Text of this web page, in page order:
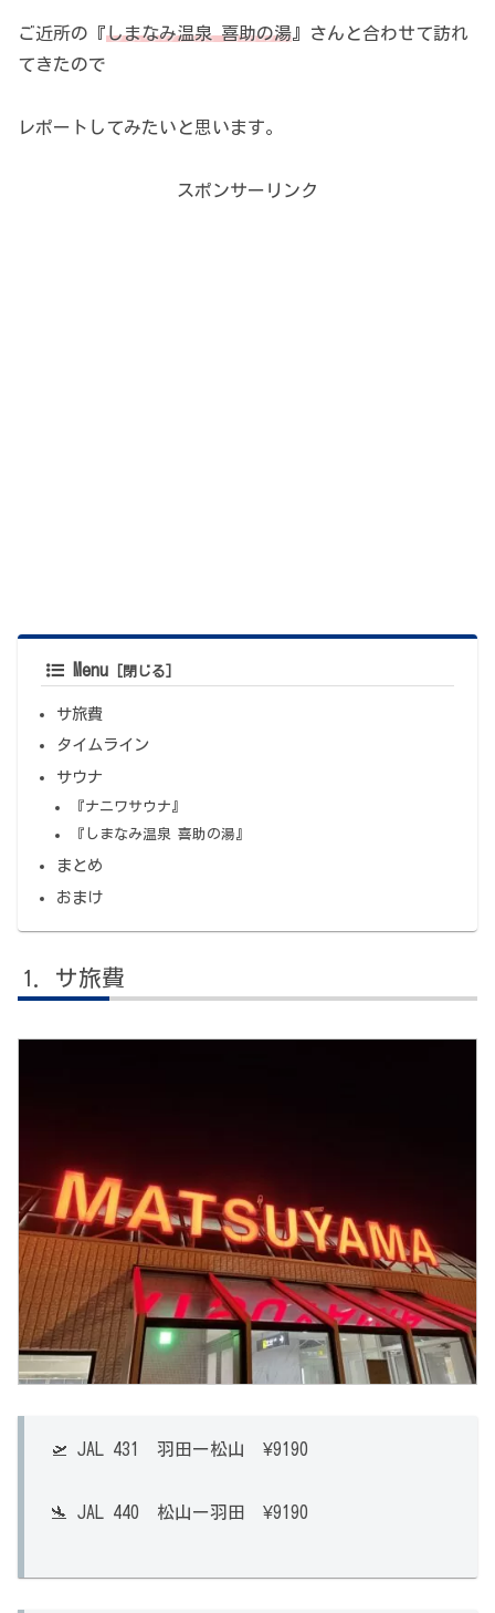
ご近所の『しまなみ温泉 喜助の湯 』さんと合わせて訪れ
てきたので
レポートしてみたいと思います。
スポンサーリンク
Menu
サ旅費
タイムライン
サウナ
『ナニワサウナ』
『しまなみ温泉 喜助の湯』
まとめ
おまけ
サ旅費
🛫 JAL 431 羽田ー松山 ¥9190
🛬 JAL 440 松山ー羽田 ¥9190